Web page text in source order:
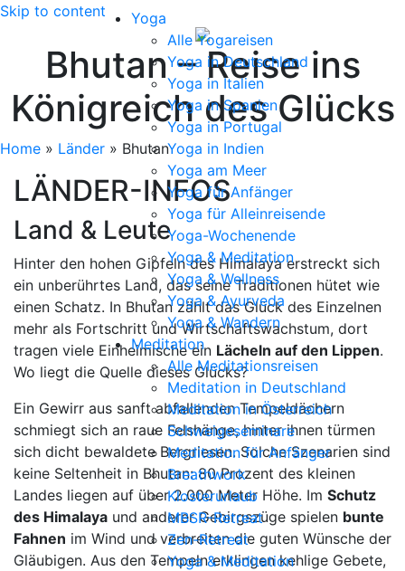
Skip to content
Yoga
Alle Yogareisen
Yoga in Deutschland
Yoga in Italien
Yoga in Spanien
Yoga in Portugal
Yoga in Indien
Yoga am Meer
Yoga für Anfänger
Yoga für Alleinreisende
Yoga-Wochenende
Yoga & Meditation
Yoga & Wellness
Yoga & Ayurveda
Yoga & Wandern
Meditation
Alle Meditationsreisen
Meditation in Deutschland
Meditation in Österreich
Schweigeseminare
Meditation für Anfänger
Breathwork
Klosterurlaub
MBSR-Retreat
Zen-Retreat
Yoga & Meditation
Bhutan – Reise ins
Königreich des Glücks
Home » Länder » Bhutan
LÄNDER-INFOS
Land & Leute
Hinter den hohen Gipfeln des Himalaya erstreckt sich
ein unberührtes Land, das seine Traditionen hütet wie
einen Schatz. In Bhutan zählt das Glück des Einzelnen
mehr als Fortschritt und Wirtschaftswachstum, dort
tragen viele Einheimische ein Lächeln auf den Lippen.
Wo liegt die Quelle dieses Glücks?
Ein Gewirr aus sanft abfallenden Tempeldächern
schmiegt sich an raue Felshänge, hinter ihnen türmen
sich dicht bewaldete Bergriesen. Solche Szenarien sind
keine Seltenheit in Bhutan: 80 Prozent des kleinen
Landes liegen auf über 2.000 Meter Höhe. Im Schutz
des Himalaya und anderer Gebirgszüge spielen bunte
Fahnen im Wind und verbreiten die guten Wünsche der
Gläubigen. Aus den Tempeln erklingen kehlige Gebete,